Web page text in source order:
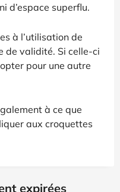
d’espace superflu.
à l’utilisation de
de validité. Si celle-ci
pour une autre
à ce que
aux croquettes
expirées